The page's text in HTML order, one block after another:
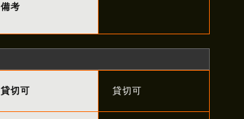
備考
貸切可 貸切可